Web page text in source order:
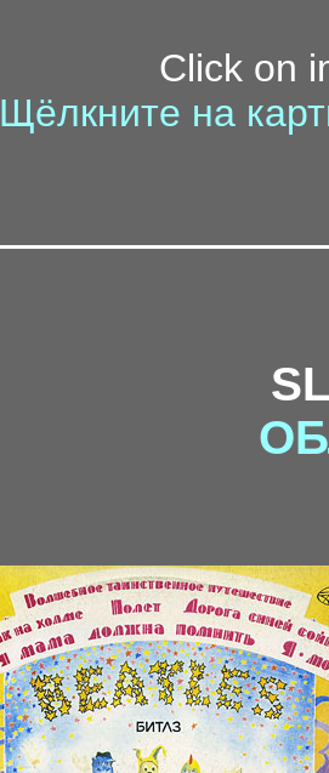
Click on
Щёлкните на